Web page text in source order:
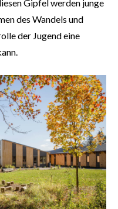
Gipfel werden junge
des Wandels und
der Jugend eine